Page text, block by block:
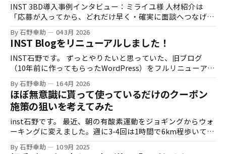
INST 3BD導入事例インタビュー：ミライユ様 人材紹介は
「応募が入ってから、どれだけ早く・確実に面談へつなげら
の即時対応や、架電の追いかけ業務は現場負荷が高く、運用
の属人化も起きがちです。 今回は株式会社ミライユ様に、
INST 3BDのトライアル導入（実証実験）から、効果検証を
経て利用範囲を拡大するに至った経緯を伺いました。 お話を
ー：株式会社INST 石野 導入の背景：時間外応募対応と、
現場の架電負荷 石野：まず、INST 3BD導入前に感じていた
課題感を教えてください。 鈴木様：人材紹介の現場だと、応
募が入っても連絡がつかないケースが一定数あります。繋が
るまで追いかけ架電をするので、どうしても繋がりづらいか
たがリストに残っていくため、工数がかかってしまいます。
一方で、タイミングよく繋がった人は意向が高いので、そこ
By 石野幸助 04 3月 2026
INST Blogをリニューアルしました！
INST石野です。 ずっとやりたいと思っていた、旧ブログ
（10年前に作ってもらったWordPress）をフルリニューアル
通り、INSTは創業すぐに僕がこのブログを書き始めて、それ
をほとんどの集客源に法人顧客の開拓を進めてきました。 そ
の昔は炎上したり、バズったりと色々書いていたのですが、
AIの登場もあって、ブログを書く手が進まなくなり、
Podcastにシフトしたりして色々やっておりました。 AIの登
場でなぜブログを書かなくなったのか？というのは、生成AI
登場以降はネット上のコンテンツの殆どがAIが生成したもの
By 石野幸助 16 4月 2026
ほぼ無意識に貰って使っているだけのクーポン
施策の狙いを考えてみた
inst石野です。 最近、朝の有酸素運動をジョギングからウォ
ーキングに変えました。週に3-4回は1時間で6km程歩いてま
焼効率高い・厚着して朝歩くことで汗をたくさんかきたい
By 石野幸助 10 9月 2025